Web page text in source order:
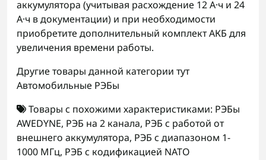
аккумулятора (учитывая расхождение 12 А·ч и 24
А·ч в документации) и при необходимости
приобретите дополнительный комплект АКБ для
увеличения времени работы.
Другие товары данной категории тут
Автомобильные РЭБы
Товары с похожими характеристиками: РЭБы
AWEDYNE, РЭБ на 2 канала, РЭБ с работой от
внешнего аккумулятора, РЭБ с диапазоном 1-
1000 МГц, РЭБ с кодификацией NATO